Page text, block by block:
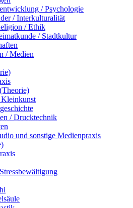
/ Psychologie
/ Interkulturalität
/ Ethik
/ Stadtkultur
/ Medien
Kleinkunst
/ Drucktechnik
und sonstige Medienpraxis